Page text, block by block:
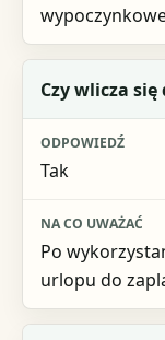
Czy wlicza się
Tak
Po
urlopu do